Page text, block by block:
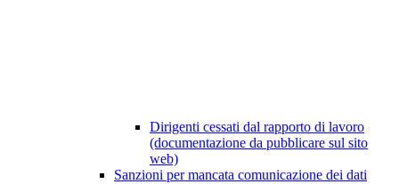
Dirigenti cessati dal rapporto di lavoro
(documentazione da pubblicare sul sito
web)
Sanzioni per mancata comunicazione dei dati